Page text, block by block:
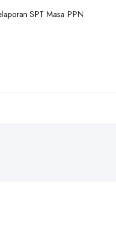
SPT Masa PPN